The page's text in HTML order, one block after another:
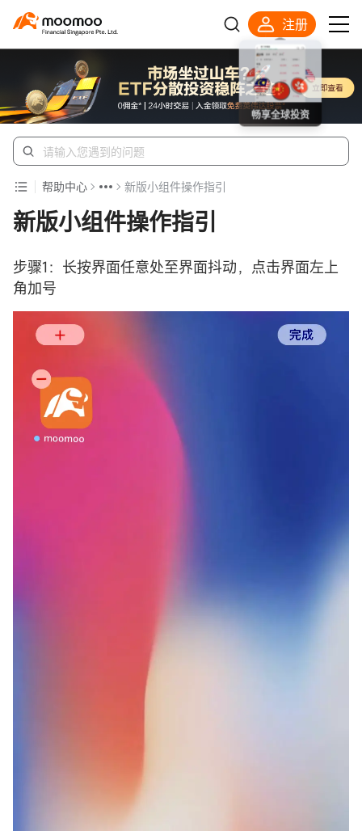
注册
帮助中心 新版小组件操作指引
新版小组件操作指引
步骤1：长按界面任意处至界面抖动，点击界面左上
角加号